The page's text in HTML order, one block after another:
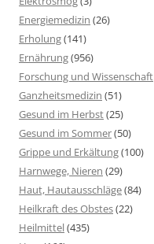
Energiemedizin (26)
Erholung(141)
Ernährung(956)
Forschung und Wissenschaft
Ganzheitsmedizin (51)
Gesund im Herbst(25)
Gesund im Sommer(50)
Grippe und Erkältung(100)
Harnwege, Nieren (29)
Haut, Hautausschläge(84)
Heilkraft des Obstes(22)
Heilmittel(435)